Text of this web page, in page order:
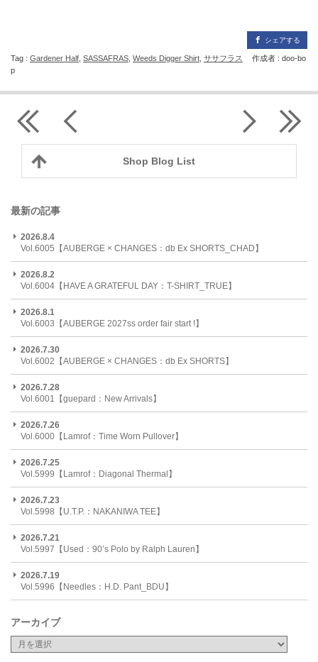
シェアする
Tag : Gardener Half SASSAFRAS Weeds Digger Shirt ササフラス
作成者 : doo-bo
p
Shop Blog List
最新の記事
2026.8.4
Vol.6005【AUBERGE × CHANGES：db Ex SHORTS_CHAD】
2026.8.2
Vol.6004【HAVE A GRATEFUL DAY：T-SHIRT_TRUE】
2026.8.1
Vol.6003【AUBERGE 2027ss order fair start !】
2026.7.30
Vol.6002【AUBERGE × CHANGES：db Ex SHORTS】
2026.7.28
Vol.6001【guepard：New Arrivals】
2026.7.26
Vol.6000【Lamrof：Time Worn Pullover】
2026.7.25
Vol.5999【Lamrof：Diagonal Thermal】
2026.7.23
Vol.5998【U.T.P.：NAKANIWA TEE】
2026.7.21
Vol.5997【Used：90’s Polo by Ralph Lauren】
2026.7.19
Vol.5996【Needles：H.D. Pant_BDU】
アーカイブ